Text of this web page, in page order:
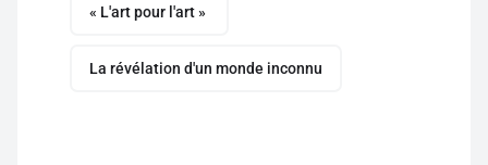
« L'art pour l'art »
La révélation d'un monde inconnu